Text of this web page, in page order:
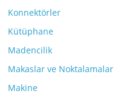
Konnektörler
Kütüphane
Madencilik
Makaslar ve Noktalamalar
Makine